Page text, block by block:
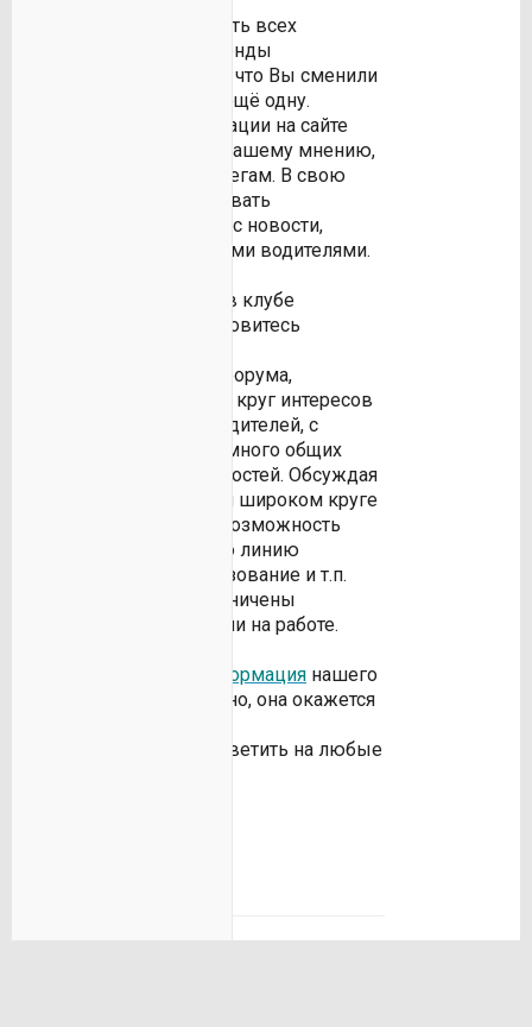
Оперативно оповещать всех
участников рынка аренды
автотранспорта о том, что Вы сменили
машину. Или купили ещё одну.
Предлагать к публикации на сайте
новость, которая, по Вашему мнению,
будет интересна коллегам. В свою
очередь, комментировать
заинтересовавшие Вас новости,
предложенные другими водителями.
Зарегистрировшись в клубе
ВсеВодители, Вы становитесь
профессионального форума,
охватывающего весь круг интересов
таких же, как и Вы водителей, с
которыми у Вас есть много общих
волнующих тем и новостей. Обсуждая
их – впервые в таком широком круге
коллег - появляется возможность
вырабатывать общую линию
поведения, ценообразование и т.п.
Возможности не ограничены
случайными встречами на работе.
Информация нашего
клуба. Вполне вероятно, она окажется
Мы всегда готовы ответить на любые